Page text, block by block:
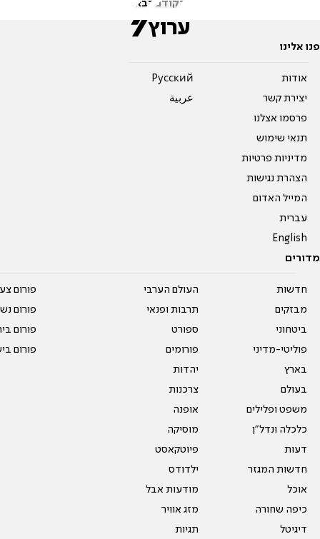
הקודם הבא
פנו אלינו
אודות
יצירת קשר
פרסמו אצלנו
תנאי שימוש
מדיניות פרטיות
הצהרת נגישות
המייל האדום
עברית
English
Pусский
عربية
מדורים
חדשות
מבזקים
ביטחוני
פוליטי-מדיני
בארץ
בעולם
משפט ופלילים
כלכלה ונדל"ן
דעות
חדשות המגזר
אוכל
כיפה שחורה
דיגיטל
העולם הערבי
תרבות ופנאי
ספורט
פורומים
יהדות
צרכנות
אופנה
מוסיקה
פיוטקאסט
ילדודס
מודעות אבל
מזג אוויר
תגיות
פורום
פורום
פורום
פורום